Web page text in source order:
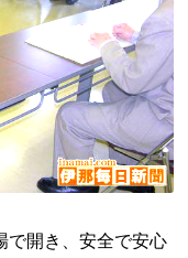
開き、安全で安心